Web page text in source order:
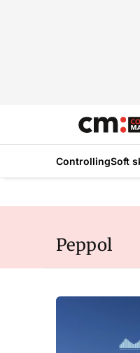
ControllingSoft
Peppol